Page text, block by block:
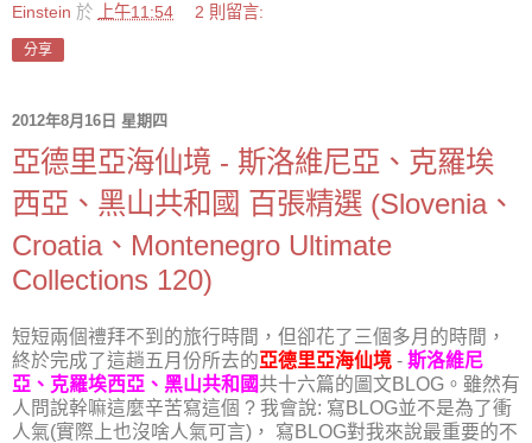
Einstein 於 上午11:54 2 則留言:
分享
2012年8月16日 星期四
亞德里亞海仙境 - 斯洛維尼亞、克羅埃
西亞、黑山共和國 百張精選 (Slovenia、
Croatia、Montenegro Ultimate
Collections 120)
短短兩個禮拜不到的旅行時間，但卻花了三個多月的時間，
終於完成了這趟五月份所去的亞德里亞海仙境 - 斯洛維尼
亞、克羅埃西亞、黑山共和國共十六篇的圖文BLOG。雖然有
人問說幹嘛這麼辛苦寫這個 ? 我會說: 寫BLOG並不是為了衝
人氣(實際上也沒啥人氣可言)， 寫BLOG對我來說最重要的不